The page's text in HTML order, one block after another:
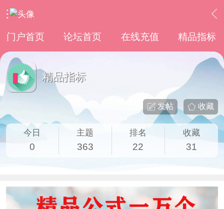
门户首页 论坛首页 在线充值 精品指标
精品指标
收藏
发帖
今日
0
主题
363
排名
22
收藏
31